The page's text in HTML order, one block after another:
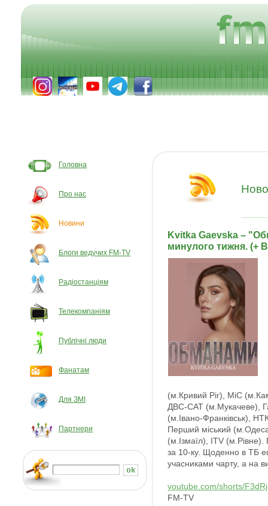
Головна
Про нас
Новини
Блоги ведучих FM-TV
Радіостанціям
Телекомпаніям
Публічні люди
Фанатам
Для ЗМІ
Партнери
Kvitka Gaevska –
минулого тижня. (+
(м.Кривий Ріг), МіС
ДВС-САТ (м.Мукачеве),
(м.Івано-Франківськ),
Перший міський
(м.Ізмаїл), ITV
за 10-ку. Щоденно в ТБ
учасниками чарту, а на
youtube.com/shorts/
FM-TV